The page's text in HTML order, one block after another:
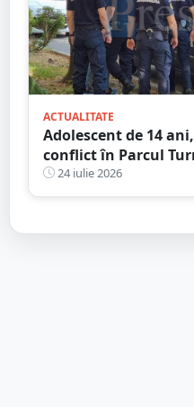
ACTUALITATE
Adolescent de 14
conflict în Parcul
a deschis dosar penal
24 iulie 2026